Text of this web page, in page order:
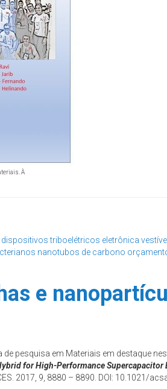
À
dispositivos triboelétricos eletrônica vestível
nanotubos de carbono
e
pesquisa em Materiais em destaque
for High-Performance Supercapacitor
2017, 9, 8880 – 8890. DOI: 10.1021/